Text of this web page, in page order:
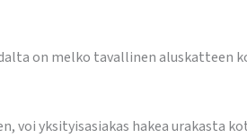
on melko tavallinen aluskatteen
voi yksityisasiakas hakea urakasta